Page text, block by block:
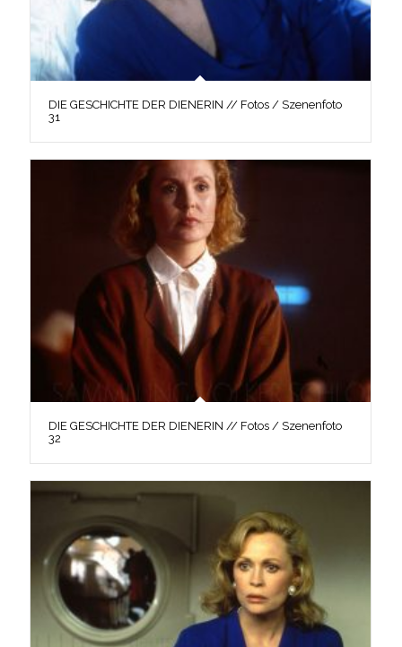
DIE GESCHICHTE DER DIENERIN // Fotos / Szenenfoto
31
DIE GESCHICHTE DER DIENERIN // Fotos / Szenenfoto
32